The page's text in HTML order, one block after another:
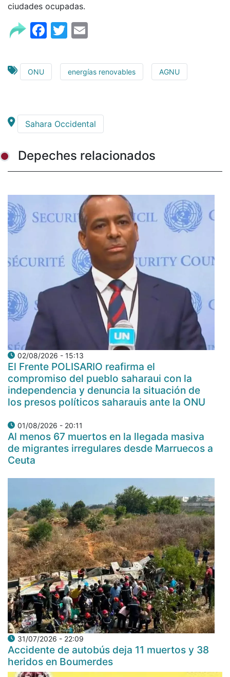
ciudades ocupadas.
Facebook
Twitter
ONU energías renovables AGNU
Sahara Occidental
Depeches relacionados
02/08/2026 - 15:13
El Frente POLISARIO reafirma el
compromiso del pueblo saharaui con la
independencia y denuncia la situación de
los presos políticos saharauis ante la ONU
01/08/2026 - 20:11
Al menos 67 muertos en la llegada masiva
de migrantes irregulares desde Marruecos a
Ceuta
31/07/2026 - 22:09
Accidente de autobús deja 11 muertos y 38
heridos en Boumerdes